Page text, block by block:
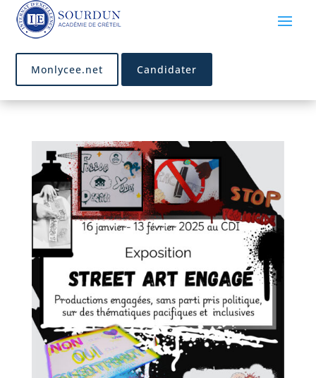
Candidater
Monlycee.net